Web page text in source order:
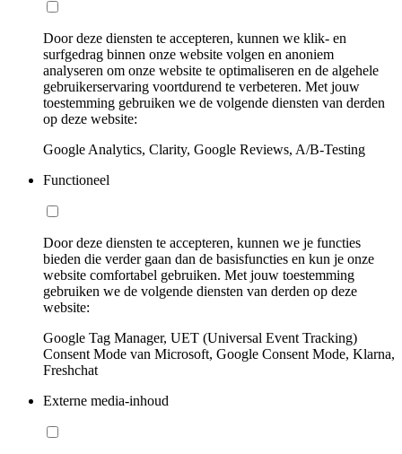
Door deze diensten te accepteren, kunnen we klik- en
surfgedrag binnen onze website volgen en anoniem
analyseren om onze website te optimaliseren en de algehele
gebruikerservaring voortdurend te verbeteren. Met jouw
toestemming gebruiken we de volgende diensten van derden
op deze website:
Google Analytics, Clarity, Google Reviews, A/B-Testing
Functioneel
Door deze diensten te accepteren, kunnen we je functies
bieden die verder gaan dan de basisfuncties en kun je onze
website comfortabel gebruiken. Met jouw toestemming
gebruiken we de volgende diensten van derden op deze
website:
Google Tag Manager, UET (Universal Event Tracking)
Consent Mode van Microsoft, Google Consent Mode, Klarna,
Freshchat
Externe media-inhoud